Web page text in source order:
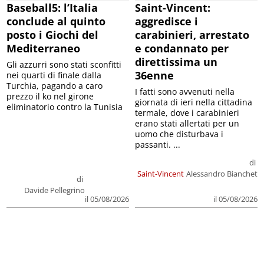
Baseball5: l’Italia
conclude al quinto
posto i Giochi del
Mediterraneo
di
Davide Pellegrino
il 05/08/2026
Gli azzurri sono stati sconfitti
nei quarti di finale dalla
Turchia, pagando a caro
prezzo il ko nel girone
eliminatorio contro la Tunisia
Saint-Vincent:
aggredisce i
carabinieri, arrestato
e condannato per
direttissima un
36enne
Saint-Vincent
di
Alessandro Bianchet
il 05/08/2026
I fatti sono avvenuti nella
giornata di ieri nella cittadina
termale, dove i carabinieri
erano stati allertati per un
uomo che disturbava i
passanti. ...